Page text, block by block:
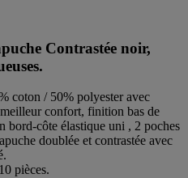
Contrastée noir,
coton / 50% polyester avec
confort, finition bas de
bord-côte élastique uni , 2 poches
doublée et contrastée avec
pièces.